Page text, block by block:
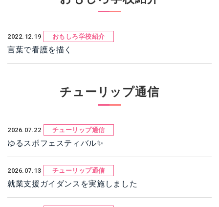
2022.12.19 おもしろ学校紹介
言葉で看護を描く
チューリップ通信
2026.07.22 チューリップ通信
ゆるスポフェスティバル✨
2026.07.13 チューリップ通信
就業支援ガイダンスを実施しました